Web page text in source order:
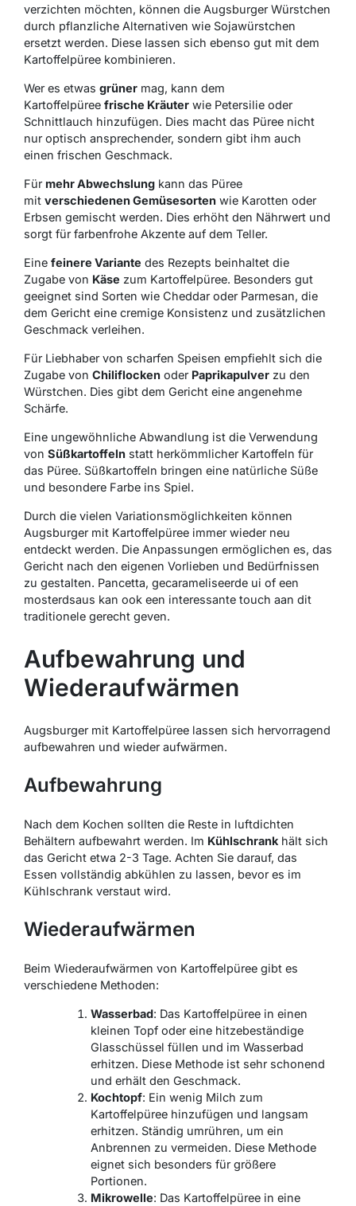
verzichten möchten, können die Augsburger Würstchen
durch pflanzliche Alternativen wie Sojawürstchen
ersetzt werden. Diese lassen sich ebenso gut mit dem
Kartoffelpüree kombinieren.
Wer es etwas grüner mag, kann dem
Kartoffelpüree frische Kräuter wie Petersilie oder
Schnittlauch hinzufügen. Dies macht das Püree nicht
nur optisch ansprechender, sondern gibt ihm auch
einen frischen Geschmack.
Für mehr Abwechslung kann das Püree
mit verschiedenen Gemüsesorten wie Karotten oder
Erbsen gemischt werden. Dies erhöht den Nährwert und
sorgt für farbenfrohe Akzente auf dem Teller.
Eine feinere Variante des Rezepts beinhaltet die
Zugabe von Käse zum Kartoffelpüree. Besonders gut
geeignet sind Sorten wie Cheddar oder Parmesan, die
dem Gericht eine cremige Konsistenz und zusätzlichen
Geschmack verleihen.
Für Liebhaber von scharfen Speisen empfiehlt sich die
Zugabe von Chiliflocken oder Paprikapulver zu den
Würstchen. Dies gibt dem Gericht eine angenehme
Schärfe.
Eine ungewöhnliche Abwandlung ist die Verwendung
von Süßkartoffeln statt herkömmlicher Kartoffeln für
das Püree. Süßkartoffeln bringen eine natürliche Süße
und besondere Farbe ins Spiel.
Durch die vielen Variationsmöglichkeiten können
Augsburger mit Kartoffelpüree immer wieder neu
entdeckt werden. Die Anpassungen ermöglichen es, das
Gericht nach den eigenen Vorlieben und Bedürfnissen
zu gestalten. Pancetta, gecarameliseerde ui of een
mosterdsaus kan ook een interessante touch aan dit
traditionele gerecht geven.
Aufbewahrung und
Wiederaufwärmen
Augsburger mit Kartoffelpüree lassen sich hervorragend
aufbewahren und wieder aufwärmen.
Aufbewahrung
Nach dem Kochen sollten die Reste in luftdichten
Behältern aufbewahrt werden. Im Kühlschrank hält sich
das Gericht etwa 2-3 Tage. Achten Sie darauf, das
Essen vollständig abkühlen zu lassen, bevor es im
Kühlschrank verstaut wird.
Wiederaufwärmen
Beim Wiederaufwärmen von Kartoffelpüree gibt es
verschiedene Methoden:
Wasserbad: Das Kartoffelpüree in einen
kleinen Topf oder eine hitzebeständige
Glasschüssel füllen und im Wasserbad
erhitzen. Diese Methode ist sehr schonend
und erhält den Geschmack.
Kochtopf: Ein wenig Milch zum
Kartoffelpüree hinzufügen und langsam
erhitzen. Ständig umrühren, um ein
Anbrennen zu vermeiden. Diese Methode
eignet sich besonders für größere
Portionen.
Mikrowelle: Das Kartoffelpüree in eine